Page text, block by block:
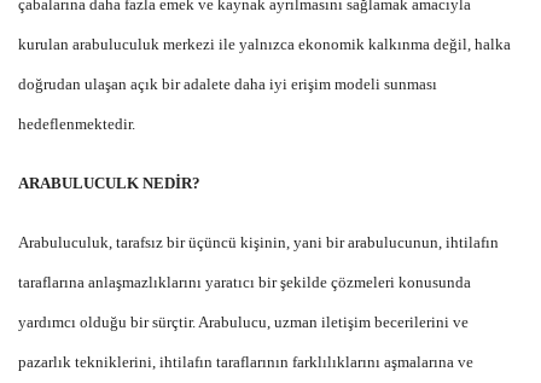
çabalarına daha fazla emek ve kaynak ayrılmasını sağlamak amacıyla
kurulan arabuluculuk merkezi ile yalnızca ekonomik kalkınma değil, halka
doğrudan ulaşan açık bir adalete daha iyi erişim modeli sunması
hedeflenmektedir.
ARABULUCULK NEDİR?
Arabuluculuk, tarafsız bir üçüncü kişinin, yani bir arabulucunun, ihtilafın
taraflarına anlaşmazlıklarını yaratıcı bir şekilde çözmeleri konusunda
yardımcı olduğu bir sürçtir. Arabulucu, uzman iletişim becerilerini ve
pazarlık tekniklerini, ihtilafın taraflarının farklılıklarını aşmalarına ve